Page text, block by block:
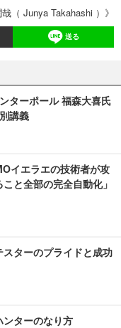
哉（ Junya Takahashi ）》
送る
ターポール 福森大喜氏
講義
イエラエの技術者が攻
と全部の完全自動化」
スターのプライドと成功
ターのなり方